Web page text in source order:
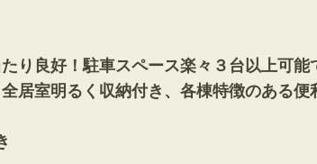
り良好！駐車スペース楽々３台以上可能
居室明るく収納付き、各棟特徴のある便